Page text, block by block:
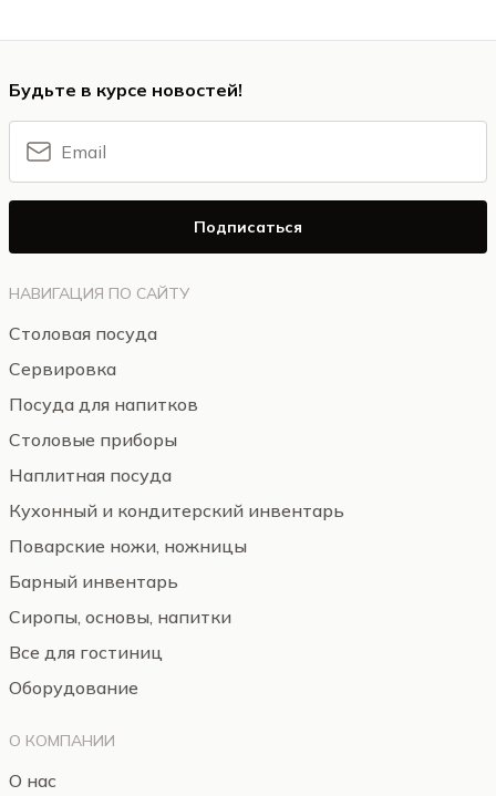
НАВИГАЦИЯ ПО САЙТУ
Столовая посуда
Сервировка
Посуда для напитков
Столовые приборы
Наплитная посуда
Кухонный и кондитерский инвентарь
Поварские ножи, ножницы
Барный инвентарь
Сиропы, основы, напитки
Все для гостиниц
Оборудование
О КОМПАНИИ
О нас
Будьте в курсе новостей!
Подписаться